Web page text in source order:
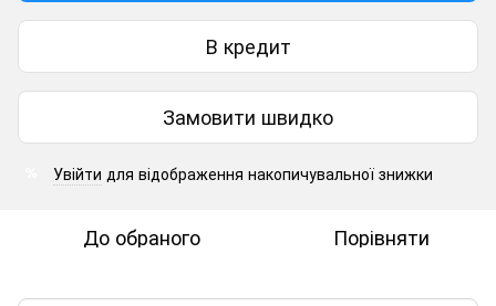
В кредит
Замовити швидко
Увійти для відображення накопичувальної знижки
До обраного Порівняти